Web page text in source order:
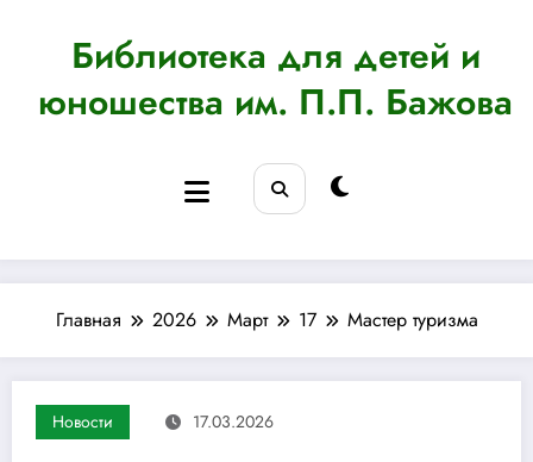
содержимомуБиблиотека для детей и
юношества им. П.П. Бажова
Главная 2026 Март 17 Мастер туризма
Новости 17.03.2026